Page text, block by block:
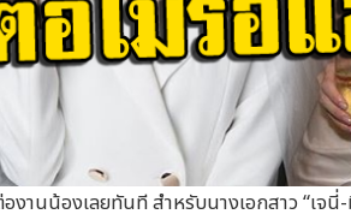
ยทันที สำหรับนางเอกสาว “เจนี่-มิกกี้